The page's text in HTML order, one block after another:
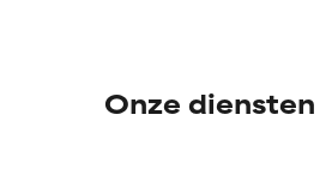
Onze diensten